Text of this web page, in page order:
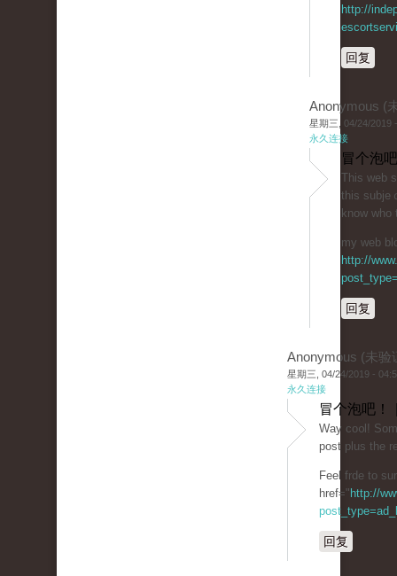
http://
回复
Anonymous (
星期三, 04/24/2019
永久连接
冒个泡
Tһis web
this subje
know who
my web
http://
回复
Anonymous (未验
星期三, 04/24/2019 -
永久连接
冒个泡吧！
Way co᧐l!
post plus the
Feel frde to
href=" http://
回复